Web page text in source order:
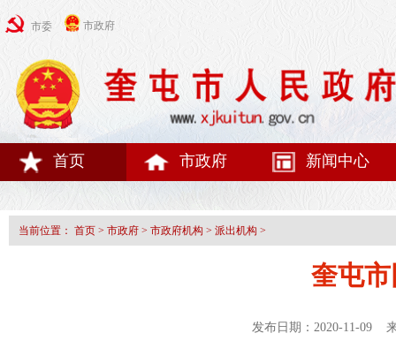
市委 市政府
首页 市政府 新闻中心
当前位置： 首页 > 市政府 > 市政府机构 > 派出机构 >
奎屯
发布日期：2020-11-09